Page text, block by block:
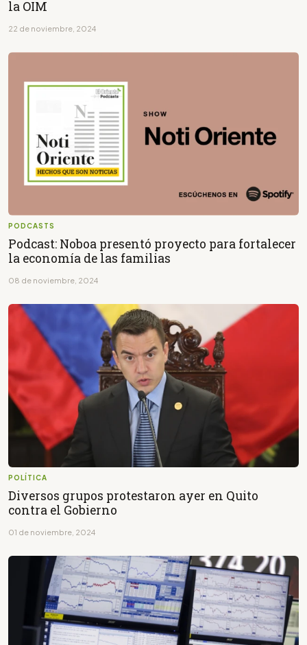
la OIM
22 de noviembre, 2024
PODCASTS
Podcast: Noboa presentó proyecto para fortalecer
la economía de las familias
08 de noviembre, 2024
POLÍTICA
Diversos grupos protestaron ayer en Quito
contra el Gobierno
01 de noviembre, 2024